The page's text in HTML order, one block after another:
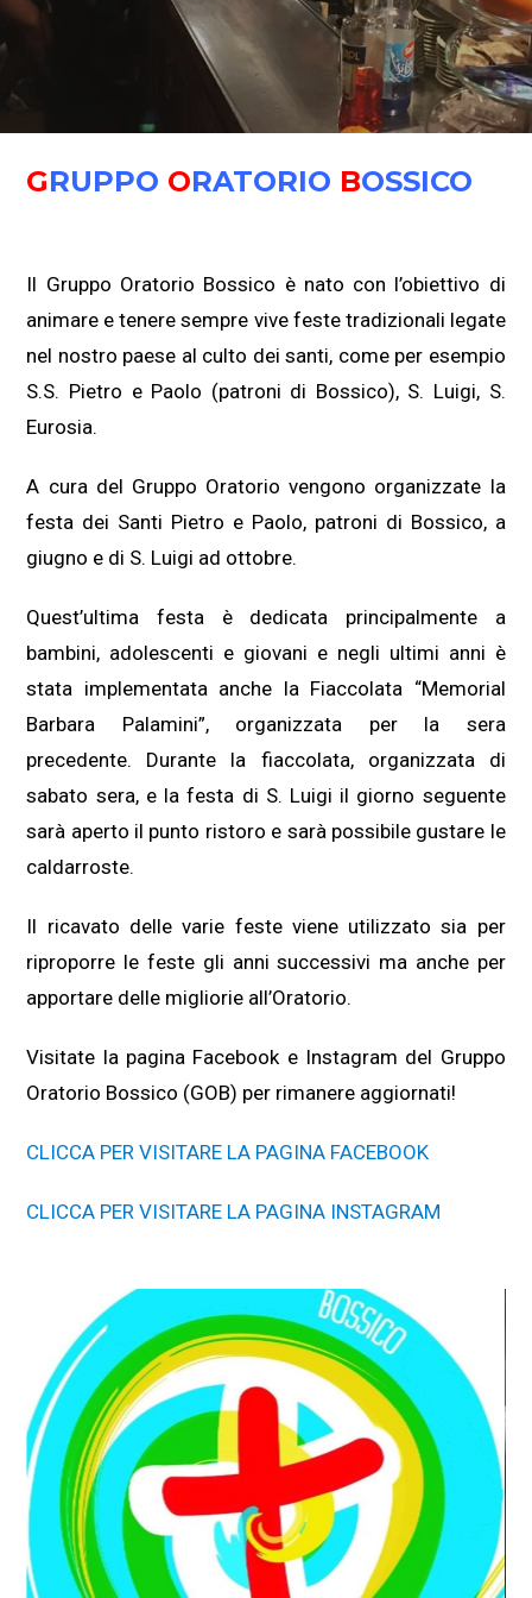
GRUPPO ORATORIO BOSSICO
Il Gruppo Oratorio Bossico è nato con l’obiettivo di
animare e tenere sempre vive feste tradizionali legate
nel nostro paese al culto dei santi, come per esempio
S.S. Pietro e Paolo (patroni di Bossico), S. Luigi, S.
Eurosia.
A cura del Gruppo Oratorio vengono organizzate la
festa dei Santi Pietro e Paolo, patroni di Bossico, a
giugno e di S. Luigi ad ottobre.
Quest’ultima festa è dedicata principalmente a
bambini, adolescenti e giovani e negli ultimi anni è
stata implementata anche la Fiaccolata “Memorial
Barbara Palamini”, organizzata per la sera
precedente. Durante la fiaccolata, organizzata di
sabato sera, e la festa di S. Luigi il giorno seguente
sarà aperto il punto ristoro e sarà possibile gustare le
caldarroste.
Il ricavato delle varie feste viene utilizzato sia per
riproporre le feste gli anni successivi ma anche per
apportare delle migliorie all’Oratorio.
Visitate la pagina Facebook e Instagram del Gruppo
Oratorio Bossico (GOB) per rimanere aggiornati!
CLICCA PER VISITARE LA PAGINA FACEBOOK
CLICCA PER VISITARE LA PAGINA INSTAGRAM